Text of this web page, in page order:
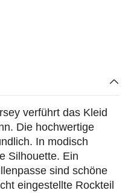
verführt das Kleid
Die hochwertige
In modisch
Silhouette. Ein
sind schöne
eingestellte Rockteil